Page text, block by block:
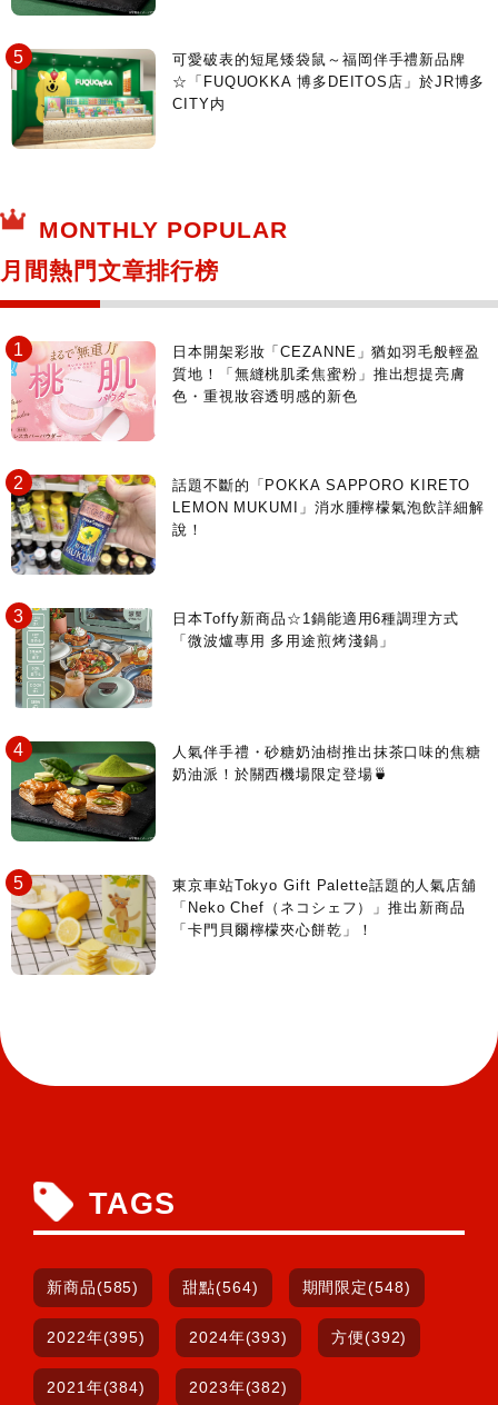
可愛破表的短尾矮袋鼠～福岡伴手禮新品牌
☆「FUQUOKKA 博多DEITOS店」於JR博多
CITY内
MONTHLY POPULAR
月間熱門文章排行榜
日本開架彩妝「CEZANNE」猶如羽毛般輕盈
質地！「無縫桃肌柔焦蜜粉」推出想提亮膚
色・重視妝容透明感的新色
話題不斷的「POKKA SAPPORO KIRETO
LEMON MUKUMI」消水腫檸檬氣泡飲詳細解
說！
日本Toffy新商品☆1鍋能適用6種調理方式
「微波爐專用 多用途煎烤淺鍋」
人氣伴手禮・砂糖奶油樹推出抹茶口味的焦糖
奶油派！於關西機場限定登場🍵
東京車站Tokyo Gift Palette話題的人氣店舖
「Neko Chef（ネコシェフ）」推出新商品
「卡門貝爾檸檬夾心餅乾」！
TAGS
新商品(585) 甜點(564) 期間限定(548)
2022年(395) 2024年(393) 方便(392)
2021年(384) 2023年(382)